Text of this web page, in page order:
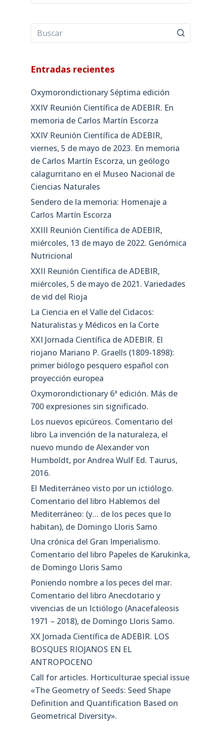
Entradas recientes
Oxymorondictionary Séptima edición
XXIV Reunión Científica de ADEBIR. En
memoria de Carlos Martín Escorza
XXIV Reunión Científica de ADEBIR,
viernes, 5 de mayo de 2023. En memoria
de Carlos Martín Escorza, un geólogo
calagurritano en el Museo Nacional de
Ciencias Naturales
Sendero de la memoria: Homenaje a
Carlos Martín Escorza
XXIII Reunión Científica de ADEBIR,
miércoles, 13 de mayo de 2022. Genómica
Nutricional
XXII Reunión Científica de ADEBIR,
miércoles, 5 de mayo de 2021. Variedades
de vid del Rioja
La Ciencia en el Valle del Cidacos:
Naturalistas y Médicos en la Corte
XXI Jornada Científica de ADEBIR. El
riojano Mariano P. Graells (1809-1898):
primer biólogo pesquero español con
proyección europea
Oxymorondictionary 6ª edición. Más de
700 expresiones sin significado.
Los nuevos epicúreos. Comentario del
libro La invención de la naturaleza, el
nuevo mundo de Alexander von
Humboldt, por Andrea Wulf Ed. Taurus,
2016.
El Mediterráneo visto por un ictiólogo.
Comentario del libro Hablemos del
Mediterráneo: (y… de los peces que lo
habitan), de Domingo Lloris Samo
Una crónica del Gran Imperialismo.
Comentario del libro Papeles de Karukinka,
de Domingo Lloris Samo
Poniendo nombre a los peces del mar.
Comentario del libro Anecdotario y
vivencias de un Ictiólogo (Anacefaleosis
1971 – 2018), de Domingo Lloris Samo.
XX Jornada Científica de ADEBIR. LOS
BOSQUES RIOJANOS EN EL
ANTROPOCENO
Call for articles. Horticulturae special issue
«The Geometry of Seeds: Seed Shape
Definition and Quantification Based on
Geometrical Diversity»​.